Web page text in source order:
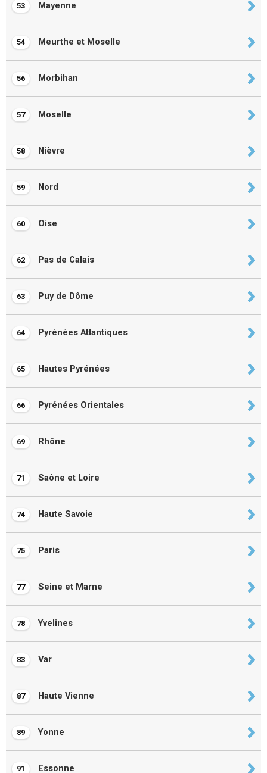
53 Mayenne
54 Meurthe et Moselle
56 Morbihan
57 Moselle
58 Nièvre
59 Nord
60 Oise
62 Pas de Calais
63 Puy de Dôme
64 Pyrénées Atlantiques
65 Hautes Pyrénées
66 Pyrénées Orientales
69 Rhône
71 Saône et Loire
74 Haute Savoie
75 Paris
77 Seine et Marne
78 Yvelines
83 Var
87 Haute Vienne
89 Yonne
91 Essonne